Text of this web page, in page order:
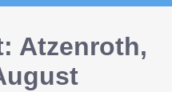
Atzenroth,